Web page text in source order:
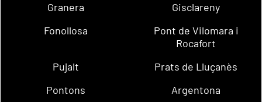
Granera
Gisclareny
Fonollosa
Pont de Vilomara i
Rocafort
Pujalt
Prats de Lluçanès
Pontons
Argentona